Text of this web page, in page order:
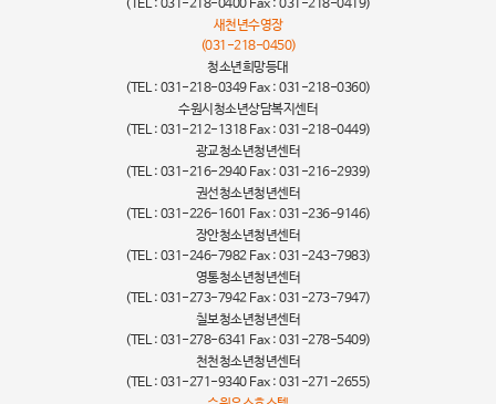
(TEL : 031-218-0400 Fax : 031-218-0419)
새천년수영장
(031-218-0450)
청소년희망등대
(TEL : 031-218-0349 Fax : 031-218-0360)
수원시청소년상담복지센터
(TEL : 031-212-1318 Fax : 031-218-0449)
광교청소년청년센터
(TEL : 031-216-2940 Fax : 031-216-2939)
권선청소년청년센터
(TEL : 031-226-1601 Fax : 031-236-9146)
장안청소년청년센터
(TEL : 031-246-7982 Fax : 031-243-7983)
영통청소년청년센터
(TEL : 031-273-7942 Fax : 031-273-7947)
칠보청소년청년센터
(TEL : 031-278-6341 Fax : 031-278-5409)
천천청소년청년센터
(TEL : 031-271-9340 Fax : 031-271-2655)